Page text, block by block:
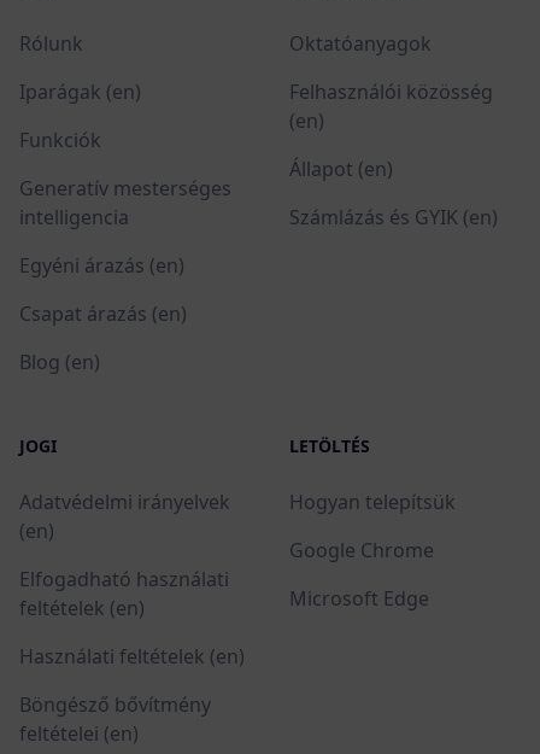
Rólunk
Iparágak (en)
Funkciók
Generatív mesterséges
intelligencia
Egyéni árazás (en)
Csapat árazás (en)
Blog (en)
Oktatóanyagok
Felhasználói közösség
(en)
Állapot (en)
Számlázás és GYIK (en)
JOGI
Adatvédelmi irányelvek
(en)
Elfogadható használati
feltételek (en)
Használati feltételek (en)
Böngésző bővítmény
feltételei (en)
LETÖLTÉS
Hogyan telepítsük
Google Chrome
Microsoft Edge